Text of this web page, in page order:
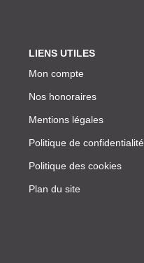
LIENS UTILES
Mon compte
Nos honoraires
Mentions légales
Politique de confidentialité
Politique des cookies
Plan du site